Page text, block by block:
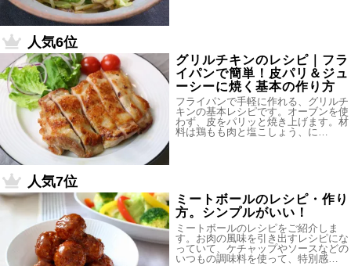
人気6位
グリルチキンのレシピ｜フラ
イパンで簡単！皮パリ＆ジュ
ーシーに焼く基本の作り方
フライパンで手軽に作れる、グリルチ
キンの基本レシピです。オーブンを使
わず、皮をパリッと焼き上げます。材
料は鶏もも肉と塩こしょう、に…
人気7位
ミートボールのレシピ・作り
方。シンプルがいい！
ミートボールのレシピをご紹介しま
す。お肉の風味を引き出すレシピにな
っていて、ケチャップやソースなどの
いつもの調味料を使って、特別感…